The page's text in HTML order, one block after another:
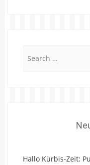
Hallo Kürbis-Zeit: